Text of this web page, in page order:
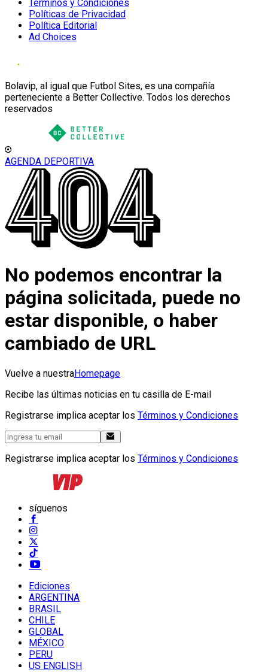
Términos y Condiciones
Políticas de Privacidad
Política Editorial
Ad Choices
Bolavip, al igual que Futbol Sites, es una compañía
perteneciente a Better Collective. Todos los derechos
reservados
AGENDA DEPORTIVA
No podemos encontrar la
página solicitada, puede no
estar disponible, o haber
cambiado de URL
Vuelve a nuestraHomepage
Recibe las últimas noticias en tu casilla de E-mail
Registrarse implica aceptar los Términos y Condiciones
Registrarse implica aceptar los Términos y Condiciones
síguenos
Ediciones
ARGENTINA
BRASIL
CHILE
GLOBAL
MÉXICO
PERU
US ENGLISH